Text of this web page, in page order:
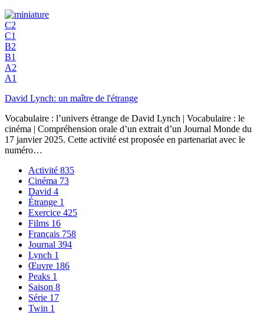
C2
C1
B2
B1
A2
A1
David Lynch: un maître de l'étrange
Vocabulaire : l’univers étrange de David Lynch | Vocabulaire : le
cinéma | Compréhension orale d’un extrait d’un Journal Monde du
17 janvier 2025. Cette activité est proposée en partenariat avec le
numéro…
Activité 835
Cinéma 73
David 4
Étrange 1
Exercice 425
Films 16
Français 758
Journal 394
Lynch 1
Œuvre 186
Peaks 1
Saison 8
Série 17
Twin 1